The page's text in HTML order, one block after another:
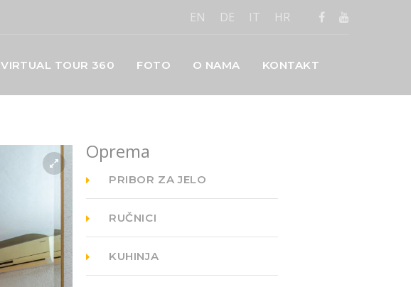
EN DE IT HR
VIRTUAL TOUR 360 FOTO O NAMA KONTAKT
Oprema
PRIBOR ZA JELO
RUČNICI
KUHINJA